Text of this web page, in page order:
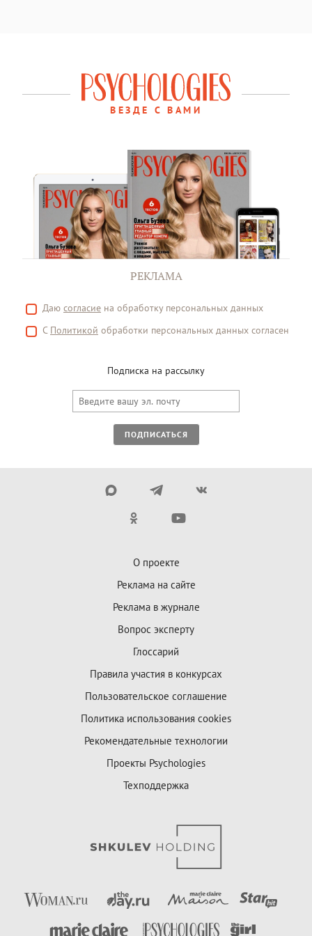
ВЕЗДЕ С ВАМИ
РЕКЛАМА
Даю согласие на обработку персональных данных
С Политикой обработки персональных данных согласен
Подписка на рассылку
ПОДПИСАТЬСЯ
О проекте
Реклама на сайте
Реклама в журнале
Вопрос эксперту
Глоссарий
Правила участия в конкурсах
Пользовательское соглашение
Политика использования cookies
Рекомендательные технологии
Проекты Psychologies
Техподдержка